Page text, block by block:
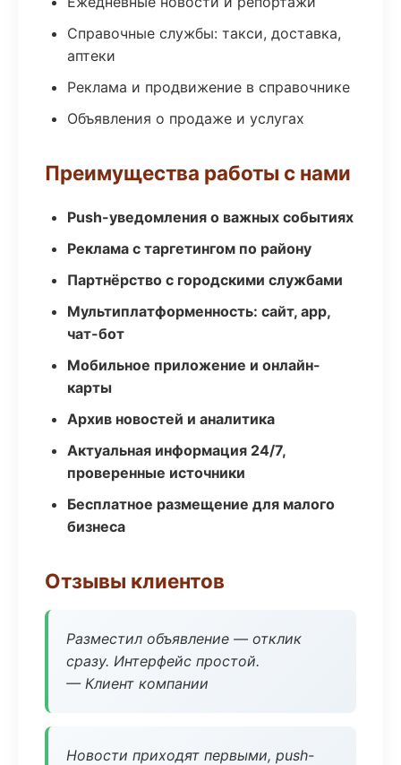
Справочные службы: такси, доставка,
аптеки
Реклама и продвижение в справочнике
Объявления о продаже и услугах
Преимущества работы с нами
Push-уведомления о важных событиях
Реклама с таргетингом по району
Партнёрство с городскими службами
Мультиплатформенность: сайт, app,
чат-бот
Мобильное приложение и онлайн-
карты
Архив новостей и аналитика
Актуальная информация 24/7,
проверенные источники
Бесплатное размещение для малого
бизнеса
Отзывы клиентов
Разместил объявление — отклик
сразу. Интерфейс простой.
— Клиент компании
Новости приходят первыми, push-